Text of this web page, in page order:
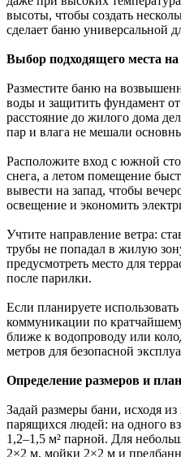
высоты, чтобы создать
сделает баню универсальной
Выбор подходящего места на
Разместите баню на
воды и защитить фундамент
расстояние до жилого дома
пар и влага не мешали
Расположите вход с южной
снега, а летом помещение
вывести на запад, чтобы
освещение и экономить
Учтите направление ветра:
трубы не попадал в жилую
предусмотреть место для
после парилки.
Если планируете
коммуникации по
ближе к водопроводу или
метров для безопасной
Определение размеров и
Задай размеры бани, исходя
парящихся людей: на одного
1,2–1,5 м² парной. Для
2×2 м, мойки 2×2 м и